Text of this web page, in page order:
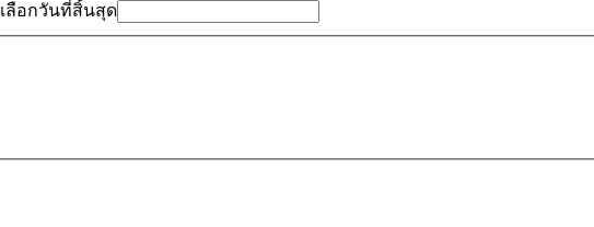
เลือกวันที่สิ้นสุด